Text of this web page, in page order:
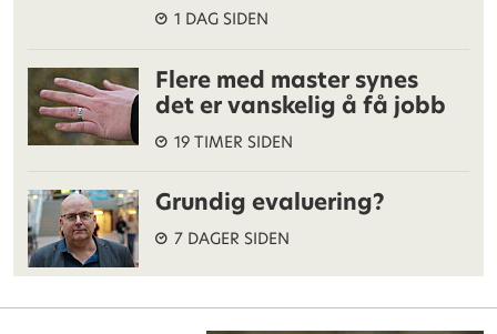
1 DAG SIDEN
Flere med master synes
det er vanskelig å få jobb
19 TIMER SIDEN
Grundig evaluering?
7 DAGER SIDEN